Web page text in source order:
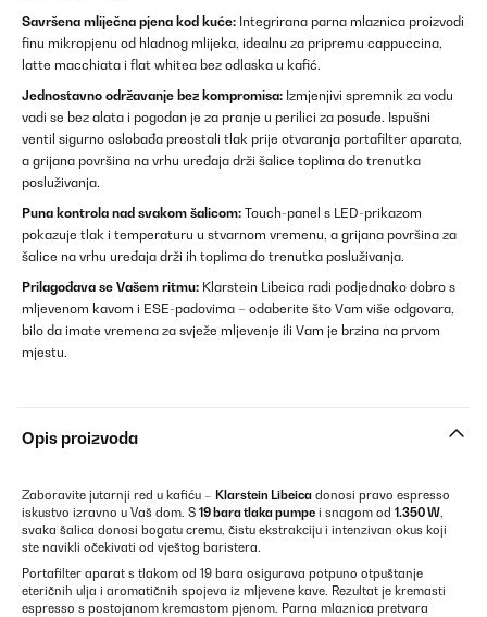
Savršena mliječna pjena kod kuće: Integrirana parna mlaznica proizvodi
finu mikropjenu od hladnog mlijeka, idealnu za pripremu cappuccina,
latte macchiata i flat whitea bez odlaska u kafić.
Jednostavno održavanje bez kompromisa: Izmjenjivi spremnik za vodu
vadi se bez alata i pogodan je za pranje u perilici za posuđe. Ispušni
ventil sigurno oslobađa preostali tlak prije otvaranja portafilter aparata,
a grijana površina na vrhu uređaja drži šalice toplima do trenutka
posluživanja.
Puna kontrola nad svakom šalicom: Touch-panel s LED-prikazom
pokazuje tlak i temperaturu u stvarnom vremenu, a grijana površina za
šalice na vrhu uređaja drži ih toplima do trenutka posluživanja.
Prilagođava se Vašem ritmu: Klarstein Libeica radi podjednako dobro s
mljevenom kavom i ESE-padovima – odaberite što Vam više odgovara,
bilo da imate vremena za svježe mljevenje ili Vam je brzina na prvom
mjestu.
Opis proizvoda
Zaboravite jutarnji red u kafiću – Klarstein Libeica donosi pravo espresso
iskustvo izravno u Vaš dom. S 19 bara tlaka pumpe i snagom od 1.350 W,
svaka šalica donosi bogatu cremu, čistu ekstrakciju i intenzivan okus koji
ste navikli očekivati od vještog baristera.
Portafilter aparat s tlakom od 19 bara osigurava potpuno otpuštanje
eteričnih ulja i aromatičnih spojeva iz mljevene kave. Rezultat je kremasti
espresso s postojanom kremastom pjenom. Parna mlaznica pretvara